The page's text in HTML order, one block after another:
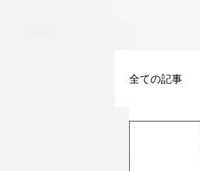
全ての記事